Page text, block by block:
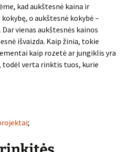
kad aukštesnė kaina ir
o aukštesnė kokybė –
vienas aukštesnės kainos
išvaizda. Kaip žinia, tokie
kaip rozetė ar jungiklis yra
todėl verta rinktis tuos, kurie
;